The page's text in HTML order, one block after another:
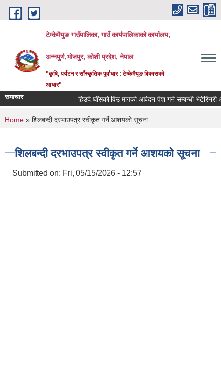
Skip to main content
टेम्केमैयुङ गाउँपालिका, गाउँ कार्यपालिकाको कार्यालय,
अन्नपुर्ण,भोजपुर, कोशी प्रदेश, नेपाल
"कृषि, पर्यटन र साँस्कृतिक पूर्वाधार : टेम्केमैयुङ विकासको
आधार"
समाचार हिउदे घाँसको विउ मागको आवेदन पेश गर्ने सम्बन्धी भेटेरिनरी
You are here
Home » शिलबन्दी दरभाउपत्र स्वीकृत गर्ने आशयको सूचना
शिलबन्दी दरभाउपत्र स्वीकृत गर्ने आशयको सूचना
Submitted on: Fri, 05/15/2026 - 12:57